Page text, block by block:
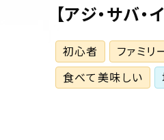
【アジ・サバ
初心者
ファミリ
食べて美味しい